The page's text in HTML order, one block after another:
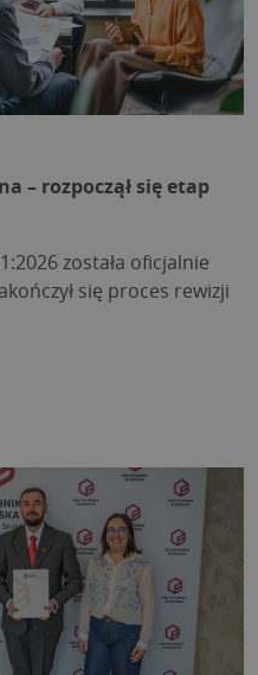
– rozpoczął się etap
została oficjalnie
się proces rewizji